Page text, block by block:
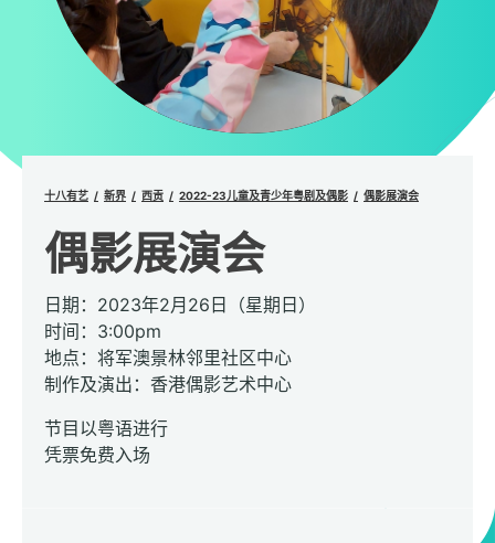
十八有艺 新界 西贡 2022-23儿童及青少年粤剧及偶影 偶影展演会
偶影展演会
日期：2023年2月26日（星期日）
时间：3:00pm
地点：将军澳景林邻里社区中心
制作及演出：香港偶影艺术中心
节目以粤语进行
凭票免费入场